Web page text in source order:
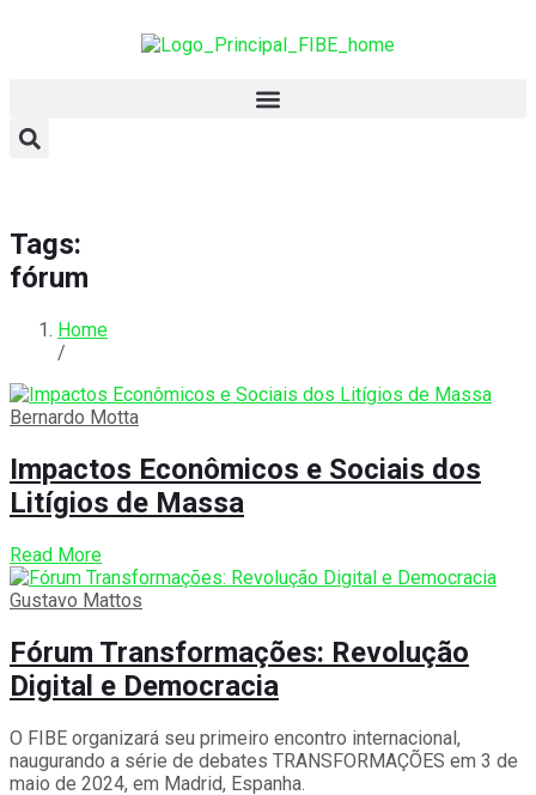
Tags:
fórum
Home
/
Bernardo Motta
Impactos Econômicos e Sociais dos
Litígios de Massa
Read More
Gustavo Mattos
Fórum Transformações: Revolução
Digital e Democracia
O FIBE organizará seu primeiro encontro internacional,
naugurando a série de debates TRANSFORMAÇÕES em 3 de
maio de 2024, em Madrid, Espanha.